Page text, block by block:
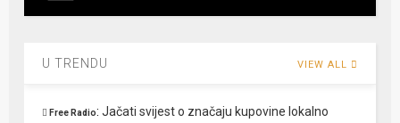
U TRENDU VIEW ALL
Free Radio:Jačati svijest o značaju kupovine lokalno